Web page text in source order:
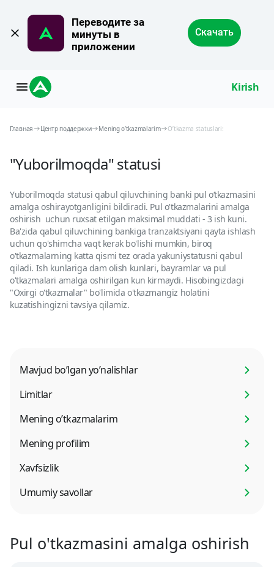
Переводите за
минуты в
приложении
Скачать
Kirish
Главная Центр поддержки Mening o’tkazmalarim O’tkazma statuslari:
"Yuborilmoqda" statusi
Yuborilmoqda statusi qabul qiluvchining banki pul o‘tkazmasini
amalga oshirayotganligini bildiradi. Pul o'tkazmalarini amalga
oshirish uchun ruxsat etilgan maksimal muddati - 3 ish kuni.
Ba'zida qabul qiluvchining bankiga tranzaktsiyani qayta ishlash
uchun qo'shimcha vaqt kerak bo'lishi mumkin, biroq
o'tkazmalarning katta qismi tez orada yakuniystatusni qabul
qiladi. Ish kunlariga dam olish kunlari, bayramlar va pul
o'tkazmalari amalga oshirilgan kun kirmaydi. Hisobingizdagi
"Oxirgi o'tkazmalar" bo'limida o'tkazmangiz holatini
kuzatishingizni tavsiya qilamiz.
Mavjud bo’lgan yo’nalishlar
Limitlar
Mening o’tkazmalarim
Mening profilim
Xavfsizlik
Umumiy savollar
Pul o'tkazmasini amalga oshirish